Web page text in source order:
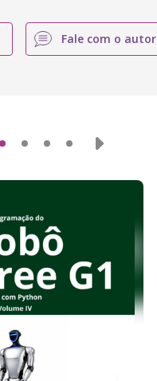
Fale com o autor